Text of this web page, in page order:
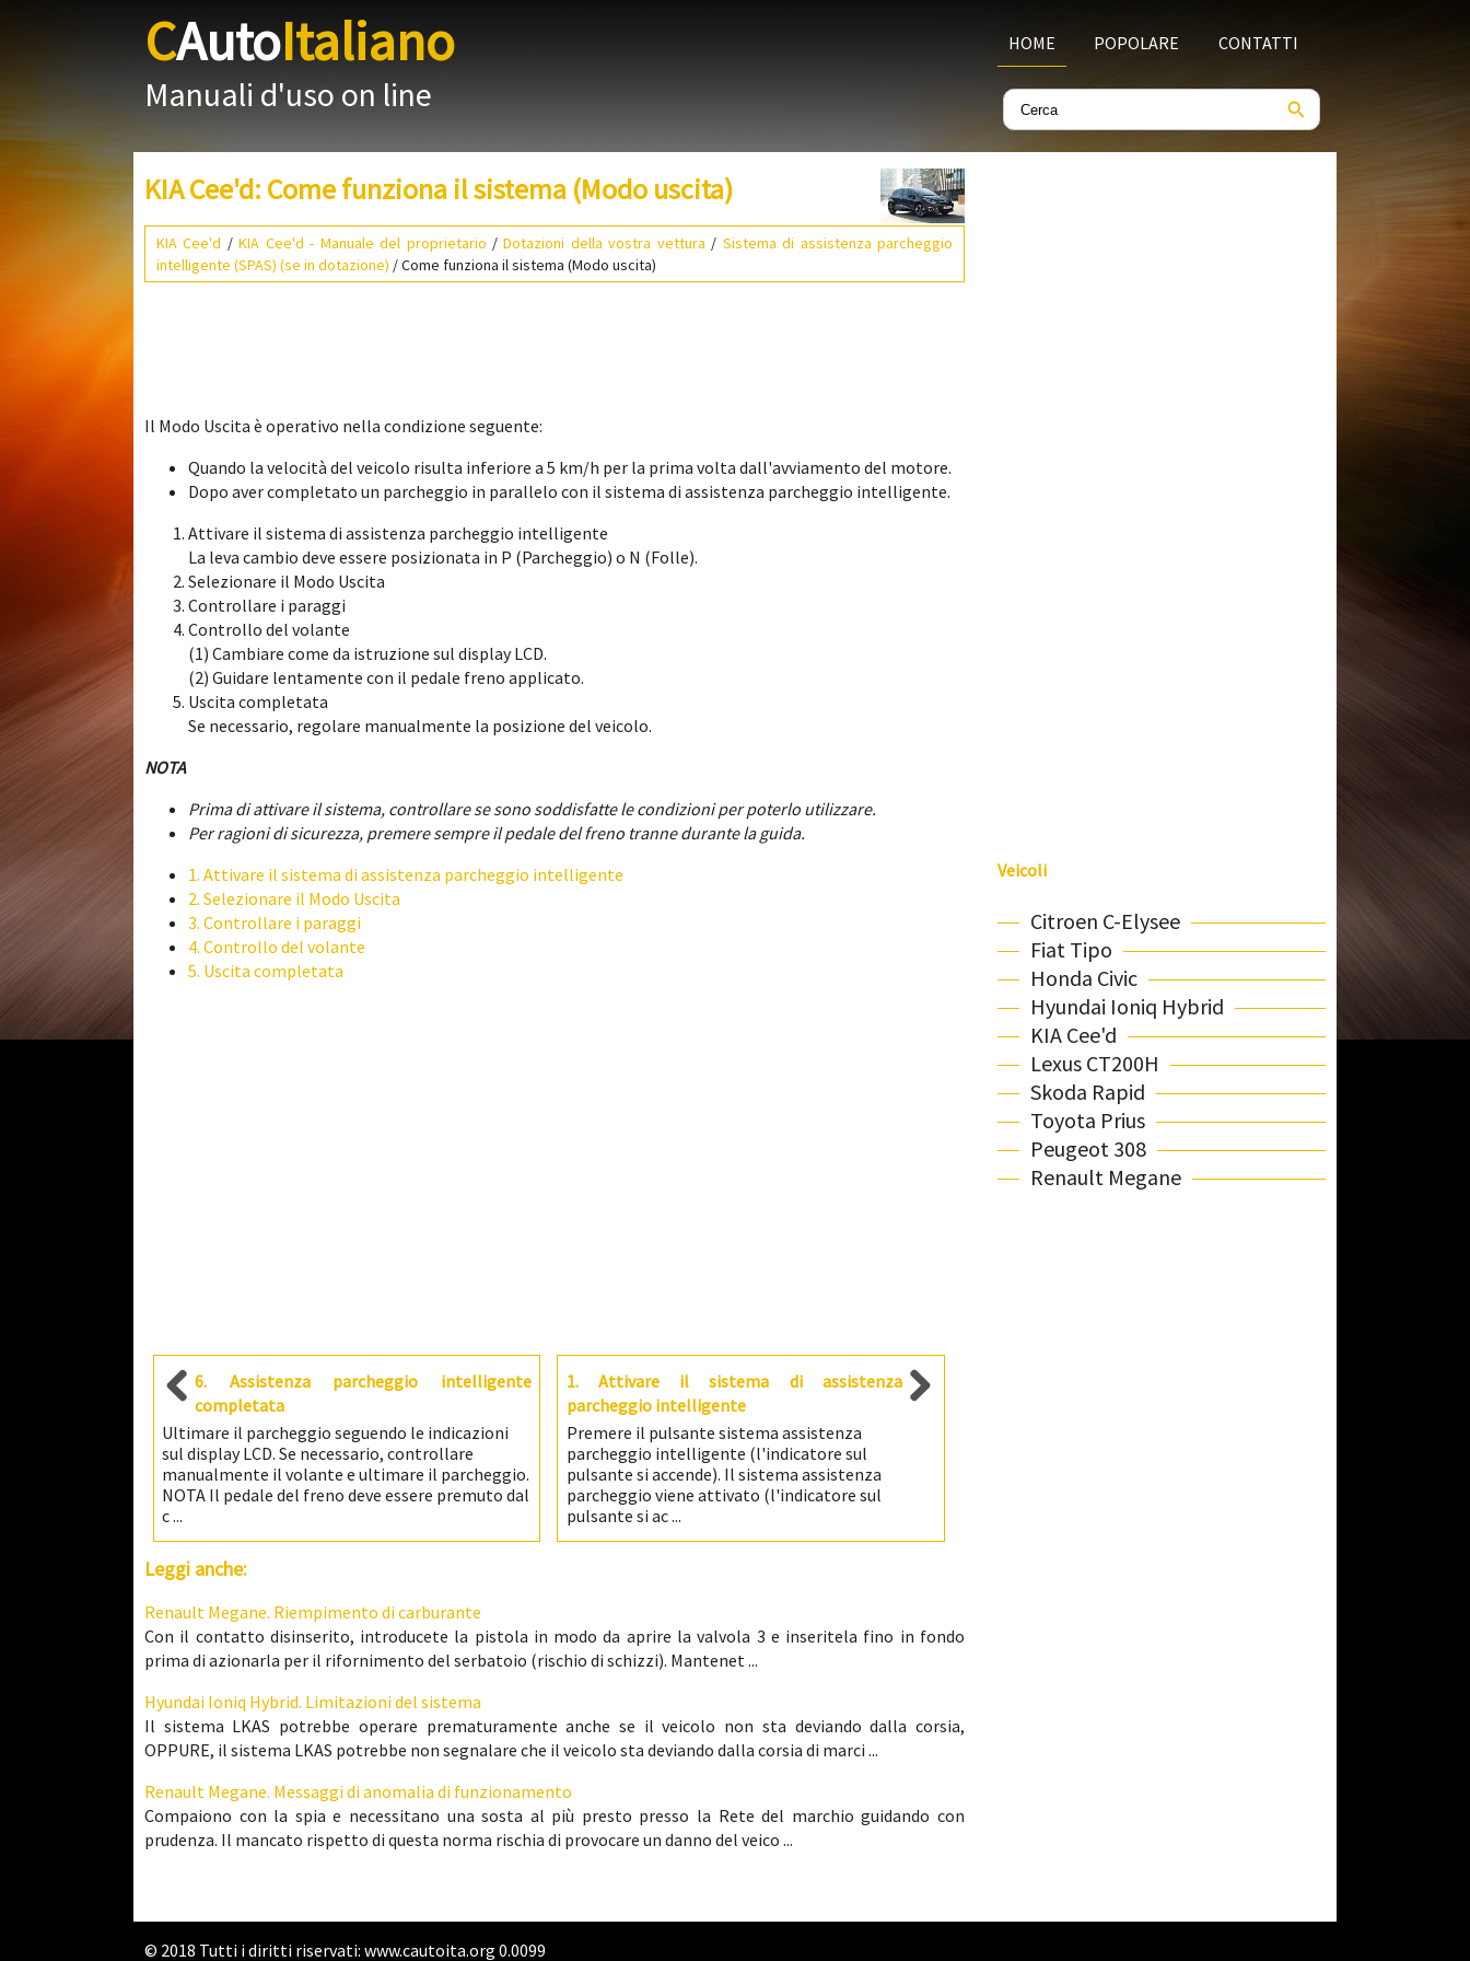
CAutoItaliano
Manuali d'uso on line
HOME POPOLARE CONTATTI
KIA Cee'd: Come funziona il sistema (Modo uscita)
KIA Cee'd /KIA Cee'd - Manuale del proprietario /Dotazioni della vostra vettura / Sistema di assistenza parcheggio
intelligente (SPAS) (se in dotazione) / Come funziona il sistema (Modo uscita)
Il Modo Uscita è operativo nella condizione seguente:
Quando la velocità del veicolo risulta inferiore a 5 km/h per la prima volta dall'avviamento del motore.
Dopo aver completato un parcheggio in parallelo con il sistema di assistenza parcheggio intelligente.
Attivare il sistema di assistenza parcheggio intelligente
La leva cambio deve essere posizionata in P (Parcheggio) o N (Folle).
Selezionare il Modo Uscita
Controllare i paraggi
Controllo del volante
(1) Cambiare come da istruzione sul display LCD.
(2) Guidare lentamente con il pedale freno applicato.
Uscita completata
Se necessario, regolare manualmente la posizione del veicolo.
NOTA
Prima di attivare il sistema, controllare se sono soddisfatte le condizioni per poterlo utilizzare.
Per ragioni di sicurezza, premere sempre il pedale del freno tranne durante la guida.
1. Attivare il sistema di assistenza parcheggio intelligente
2. Selezionare il Modo Uscita
3. Controllare i paraggi
4. Controllo del volante
5. Uscita completata
6. Assistenza parcheggio intelligente
completata
Ultimare il parcheggio seguendo le indicazioni
sul display LCD. Se necessario, controllare
manualmente il volante e ultimare il parcheggio.
NOTA Il pedale del freno deve essere premuto dal
c ...
1. Attivare il sistema di assistenza
parcheggio intelligente
Premere il pulsante sistema assistenza
parcheggio intelligente (l'indicatore sul
pulsante si accende). Il sistema assistenza
parcheggio viene attivato (l'indicatore sul
pulsante si ac ...
Leggi anche:
Renault Megane. Riempimento di carburante
Con il contatto disinserito, introducete la pistola in modo da aprire la valvola 3 e inseritela fino in fondo
prima di azionarla per il rifornimento del serbatoio (rischio di schizzi). Mantenet ...
Hyundai Ioniq Hybrid. Limitazioni del sistema
Il sistema LKAS potrebbe operare prematuramente anche se il veicolo non sta deviando dalla corsia,
OPPURE, il sistema LKAS potrebbe non segnalare che il veicolo sta deviando dalla corsia di marci ...
Renault Megane. Messaggi di anomalia di funzionamento
Compaiono con la spia e necessitano una sosta al più presto presso la Rete del marchio guidando con
prudenza. Il mancato rispetto di questa norma rischia di provocare un danno del veico ...
Veicoli
Citroen C-Elysee
Fiat Tipo
Honda Civic
Hyundai Ioniq Hybrid
KIA Cee'd
Lexus CT200H
Skoda Rapid
Toyota Prius
Peugeot 308
Renault Megane
© 2018 Tutti i diritti riservati: www.cautoita.org 0.0099